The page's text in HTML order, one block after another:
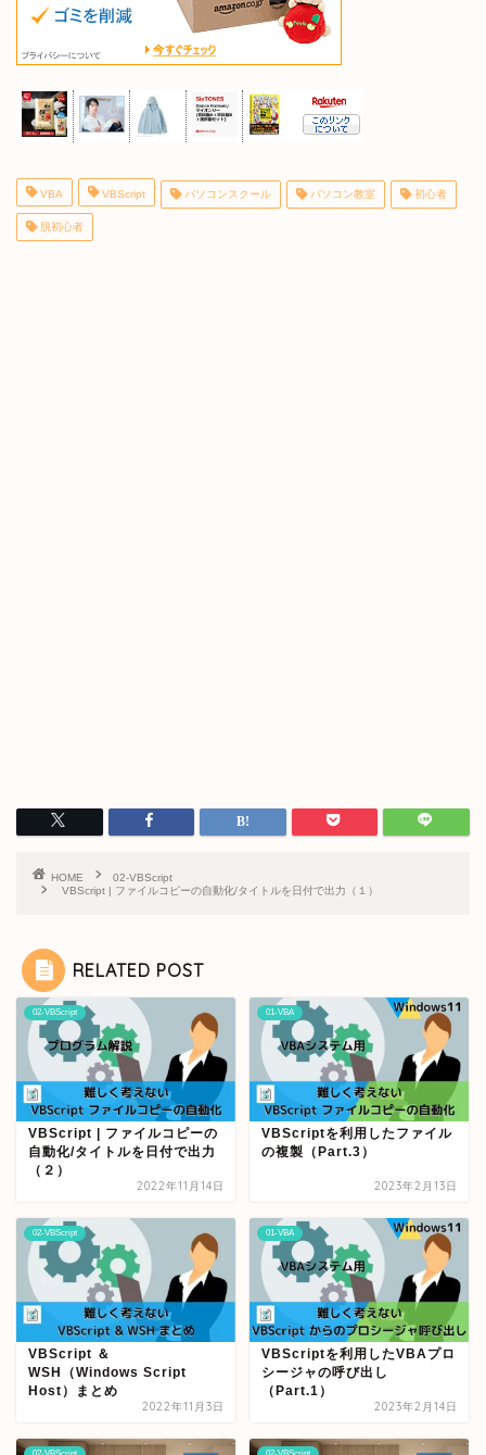
VBA VBScript パソコンスクール パソコン教室 初心者
脱初心者
HOME
02-VBScript
VBScript | ファイルコピーの自動化/タイトルを日付で出力（１）
RELATED POST
02-VBScript
VBScript | ファイルコピーの
自動化/タイトルを日付で出力
（２）
2022年11月14日
01-VBA
VBScriptを利用したファイル
の複製（Part.3）
2023年2月13日
02-VBScript
VBScript ＆
WSH（Windows Script
Host）まとめ
2022年11月3日
01-VBA
VBScriptを利用したVBAプロ
シージャの呼び出し
（Part.1）
2023年2月14日